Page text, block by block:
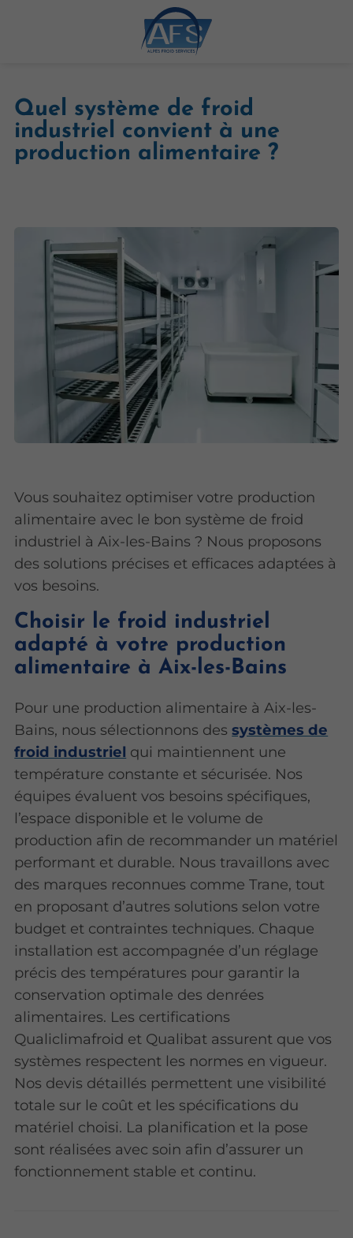
Quel système de froid
industriel convient à une
production alimentaire ?
Vous souhaitez optimiser votre production
alimentaire avec le bon système de froid
industriel à Aix-les-Bains ? Nous proposons
des solutions précises et efficaces adaptées à
vos besoins.
Choisir le froid industriel
adapté à votre production
alimentaire à Aix-les-Bains
Pour une production alimentaire à Aix-les-
Bains, nous sélectionnons dessystèmes de
froid industriel qui maintiennent une
température constante et sécurisée. Nos
équipes évaluent vos besoins spécifiques,
l’espace disponible et le volume de
production afin de recommander un matériel
performant et durable. Nous travaillons avec
des marques reconnues comme Trane, tout
en proposant d’autres solutions selon votre
budget et contraintes techniques. Chaque
installation est accompagnée d’un réglage
précis des températures pour garantir la
conservation optimale des denrées
alimentaires. Les certifications
Qualiclimafroid et Qualibat assurent que vos
systèmes respectent les normes en vigueur.
Nos devis détaillés permettent une visibilité
totale sur le coût et les spécifications du
matériel choisi. La planification et la pose
sont réalisées avec soin afin d’assurer un
fonctionnement stable et continu.